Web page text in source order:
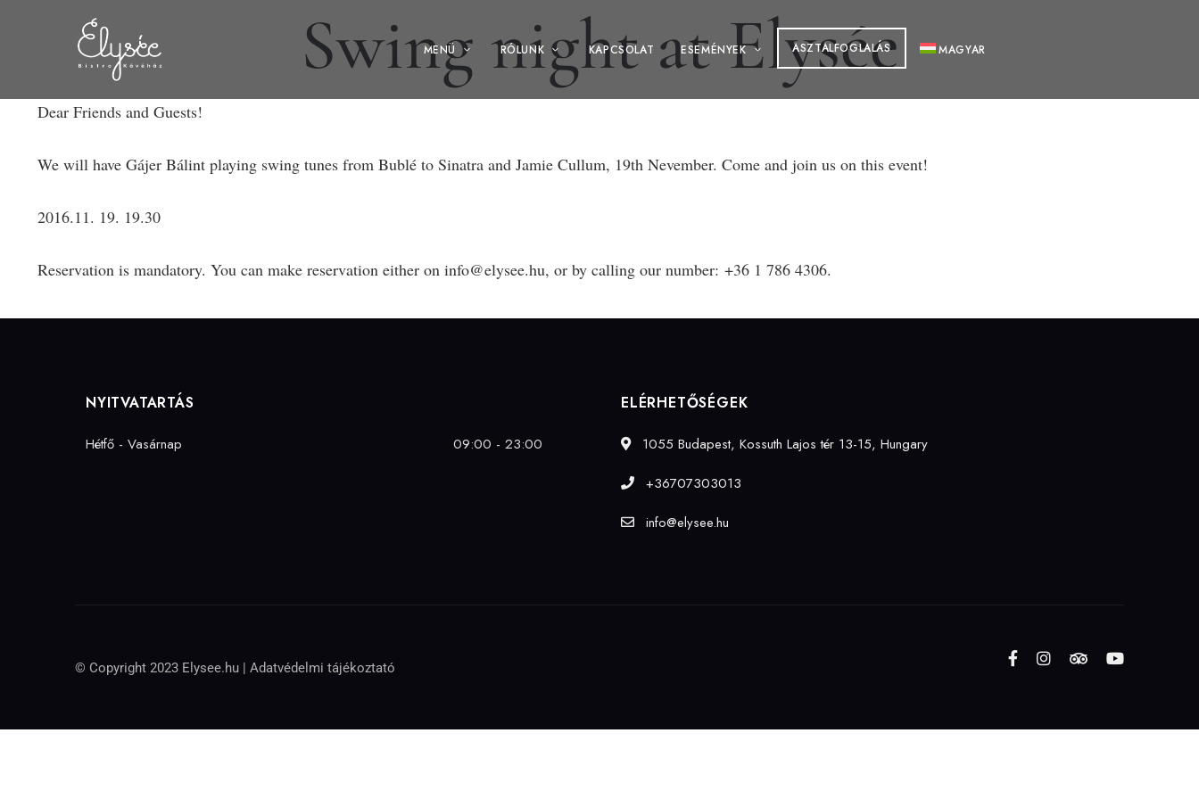
MENÜ RÓLUNK KAPCSOLAT ESEMÉNYEK ASZTALFOGLALÁS MAGYAR
Swing night at Elysée
Dear Friends and Guests!
We will have Gájer Bálint playing swing tunes from Bublé to Sinatra and Jamie Cullum, 19th Nevember. Come and join us on this event!
2016.11. 19. 19.30
Reservation is mandatory. You can make reservation either on info@elysee.hu, or by calling our number: +36 1 786 4306.
NYITVATARTÁS
Hétfő - Vasárnap 09:00 - 23:00
ELÉRHETŐSÉGEK
1055 Budapest, Kossuth Lajos tér 13-15, Hungary
+36707303013
info@elysee.hu
© Copyright 2023 Elysee.hu | Adatvédelmi tájékoztató